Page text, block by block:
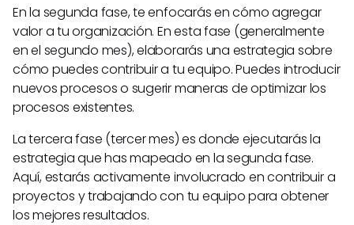
En la segunda fase, te enfocarás en cómo agregar
valor a tu organización. En esta fase (generalmente
en el segundo mes), elaborarás una estrategia sobre
cómo puedes contribuir a tu equipo. Puedes introducir
nuevos procesos o sugerir maneras de optimizar los
procesos existentes.
La tercera fase (tercer mes) es donde ejecutarás la
estrategia que has mapeado en la segunda fase.
Aquí, estarás activamente involucrado en contribuir a
proyectos y trabajando con tu equipo para obtener
los mejores resultados.